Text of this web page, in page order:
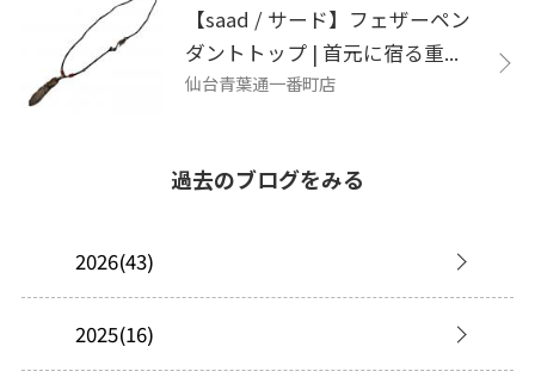
【saad / サード】フェザーペン
ダントトップ | 首元に宿る重...
仙台青葉通一番町店
過去のブログをみる
2026(43)
2025(16)